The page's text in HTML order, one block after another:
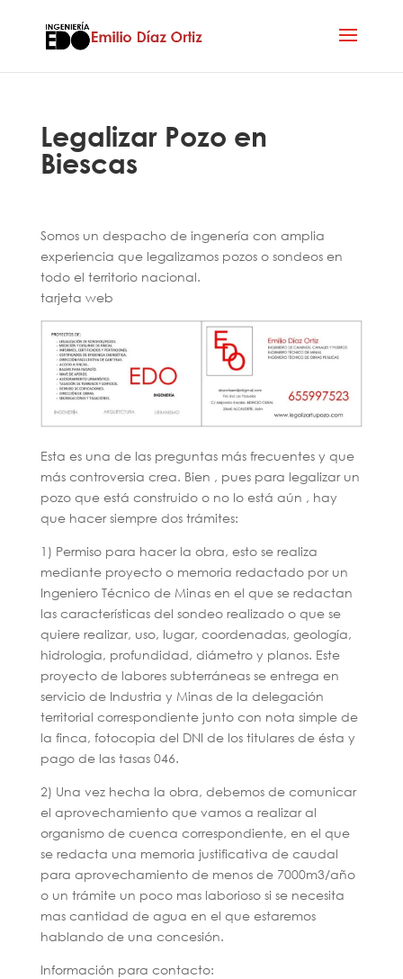
Legalizar Pozo en
Biescas
Somos un despacho de ingenería con amplia
experiencia que legalizamos pozos o sondeos en
todo el territorio nacional.
tarjeta web
Esta es una de las preguntas más frecuentes y que
más controversia crea. Bien , pues para legalizar un
pozo que está construido o no lo está aún , hay
que hacer siempre dos trámites:
1) Permiso para hacer la obra, esto se realiza
mediante proyecto o memoria redactado por un
Ingeniero Técnico de Minas en el que se redactan
las características del sondeo realizado o que se
quiere realizar, uso, lugar, coordenadas, geología,
hidrologia, profundidad, diámetro y planos. Este
proyecto de labores subterráneas se entrega en
servicio de Industria y Minas de la delegación
territorial correspondiente junto con nota simple de
la finca, fotocopia del DNI de los titulares de ésta y
pago de las tasas 046.
2) Una vez hecha la obra, debemos de comunicar
el aprovechamiento que vamos a realizar al
organismo de cuenca correspondiente, en el que
se redacta una memoria justificativa de caudal
para aprovechamiento de menos de 7000m3/año
o un trámite un poco mas laborioso si se necesita
mas cantidad de agua en el que estaremos
hablando de una concesión.
Información para contacto: